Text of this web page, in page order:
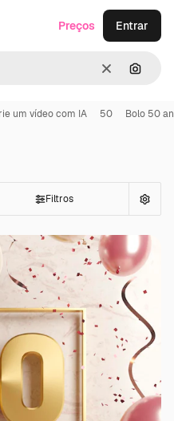
Limpar
Preços Entrar
um vídeo com IA 50 Bolo 50
Filtros